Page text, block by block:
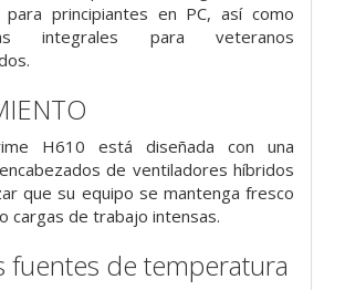
para principiantes en PC, así como
integrales para veteranos
H610 está diseñada con una
de ventiladores híbridos
que su equipo se mantenga fresco
cargas de trabajo intensas.
fuentes de temperatura